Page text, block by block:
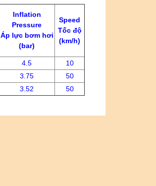
Inflation
Pressure
Áp lực bơm hơi
(bar)
Speed
Tốc độ
(km/h)
4.5
10
3.75
50
3.52 50